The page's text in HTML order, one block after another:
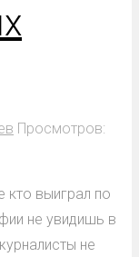
Просмотров:
кто выиграл по
не увидишь в
не